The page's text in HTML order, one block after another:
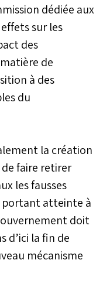
dédiée aux
sur les
des
de
à des
du
la création
faire retirer
les fausses
portant atteinte à
doit
d’ici la fin de
mécanisme